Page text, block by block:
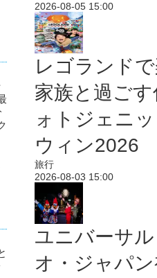
2026-08-05 15:00
レゴランドで
家族と過ごす
ォトジェニ
ウィン2026
旅行
2026-08-03 15:00
ユニバーサ
オ・ジャパン